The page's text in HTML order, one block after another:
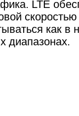
LTE
как в
диапазонах.